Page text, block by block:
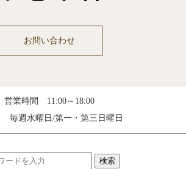
お問い合わせ
営業時間 11:00～18:00
毎週水曜日/第一・第三日曜日
検索